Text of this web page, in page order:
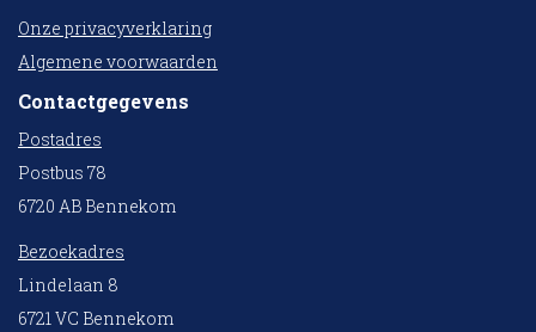
Onze privacyverklaring
Algemene voorwaarden
Contactgegevens
Postadres
Postbus 78
6720 AB Bennekom
Bezoekadres
Lindelaan 8
6721 VC Bennekom